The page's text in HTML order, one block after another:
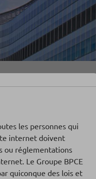
les personnes qui
internet doivent
ou réglementations
Le Groupe BPCE
quiconque des lois et